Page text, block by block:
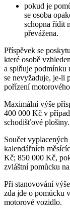
pokud je
se osoba
schopna řídit
převážena.
Příspěvek se
které osobě
a splňuje podmínku
se nevyžaduje, je-li
pořízení
Maximální výše
400 000 Kč v
schodišťové plošiny.
Součet
kalendářních
Kč; 850 000 Kč,
zvláštní pomůcku
Při stanovování
zda jde o pomůcku
motorové vozidlo.